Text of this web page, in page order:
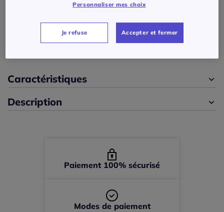
En stock
42 -En stock
44 -En stock
€
J'ajoute au panier
Caractéristiques
Description
Paiement 100% sécurisé
Modes de paiement
Personnaliser mes choix
Je refuse Accepter et fermer